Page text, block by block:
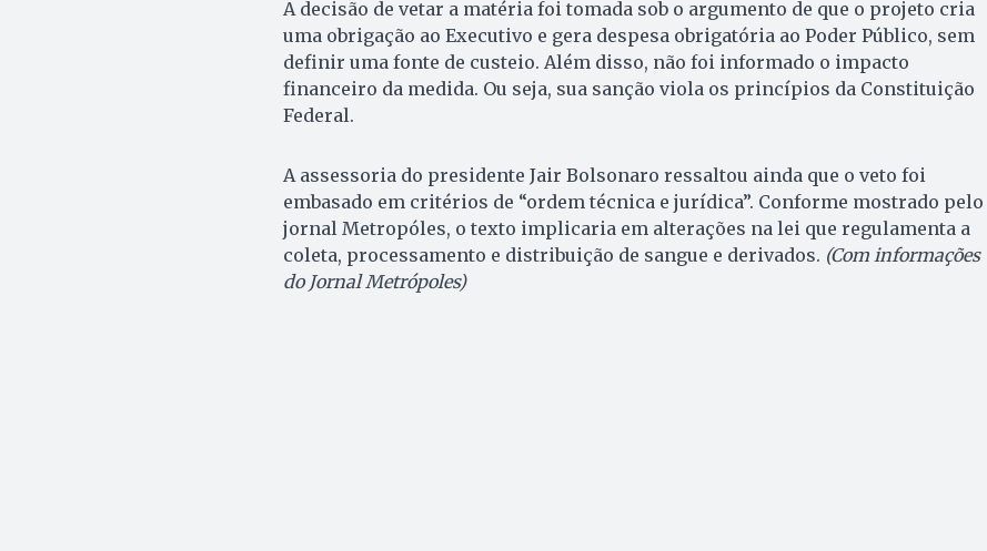
A decisão de vetar a matéria foi tomada sob o argumento de que o projeto cria
uma obrigação ao Executivo e gera despesa obrigatória ao Poder Público, sem
definir uma fonte de custeio. Além disso, não foi informado o impacto
financeiro da medida. Ou seja, sua sanção viola os princípios da Constituição
Federal.
A assessoria do presidente Jair Bolsonaro ressaltou ainda que o veto foi
embasado em critérios de “ordem técnica e jurídica”. Conforme mostrado pelo
jornal Metropóles, o texto implicaria em alterações na lei que regulamenta a
coleta, processamento e distribuição de sangue e derivados. (Com informações
do Jornal Metrópoles)